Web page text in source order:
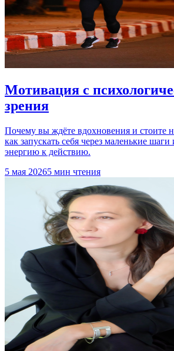
Мотивация с
зрения
Почему вы ждёте вдохновения и стоите
как запускать себя через маленькие шаги
энергию к действию.
5 мая 20265 мин чтения